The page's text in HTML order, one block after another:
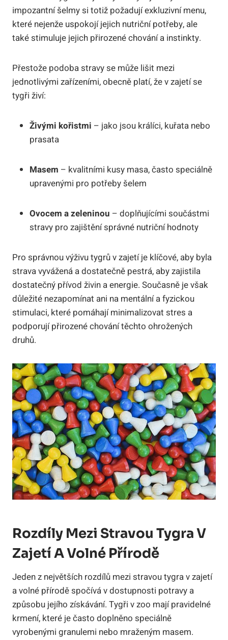
impozantní šelmy si totiž požadují exkluzivní menu,
které nejenže uspokojí jejich nutriční potřeby, ale
také stimuluje jejich přirozené chování a instinkty.
Přestože podoba stravy se může lišit mezi
jednotlivými zařízeními, obecně platí, že v zajetí se
tygři živí:
Živými kořistmi – jako jsou králíci, kuřata nebo
prasata
Masem – kvalitními kusy masa, často speciálně
upravenými pro potřeby šelem
Ovocem a zeleninou – doplňujícími součástmi
stravy pro zajištění správné nutriční hodnoty
Pro správnou výživu tygrů v zajetí je klíčové, aby byla
strava vyvážená a dostatečně pestrá, aby zajistila
dostatečný přívod živin a energie. Současně je však
důležité nezapomínat ani na mentální a fyzickou
stimulaci, které pomáhají minimalizovat stres a
podporují přirozené chování těchto ohrožených
druhů.
Rozdíly Mezi Stravou Tygra V
Zajetí A Volné Přírodě
Jeden z největších rozdílů mezi stravou tygra v zajetí
a volné přírodě spočívá v dostupnosti potravy a
způsobu jejího získávání. Tygři v zoo mají pravidelné
krmení, které je často doplněno speciálně
vyrobenými granulemi nebo mraženým masem.